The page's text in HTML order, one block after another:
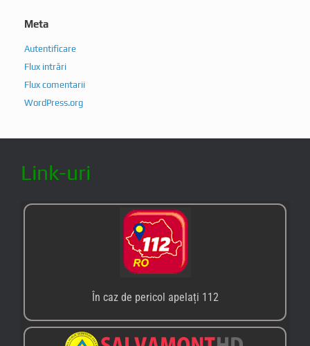
Meta
Autentificare
Flux intrări
Flux comentarii
WordPress.org
Link-uri
În caz de pericol apelați 112